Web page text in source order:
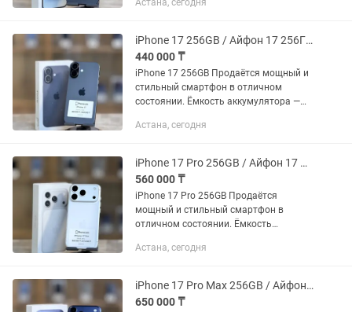
исправен, работает без каких-либо
000...
Астана, сегодня
iPhone 17 256GB / Айфон 17 256ГБ PhoneLab
440 000 ₸
iPhone 17 256GB Продаётся мощный и
стильный смартфон в отличном
состоянии. Ёмкость аккумулятора —
Доступен Trade-in — удобный способ
Астана, сегодня
iPhone 17 Pro 256GB / Айфон 17 Про 256ГБ PhoneLab
560 000 ₸
iPhone 17 Pro 256GB Продаётся
мощный и стильный смартфон в
отличном состоянии. Ёмкость
Цена: 560 000 тг Доступен Trade-in —
Астана, сегодня
iPhone 17 Pro Max 256GB / Айфон 17 Про Макс 256ГБ PhoneLab
650 000 ₸